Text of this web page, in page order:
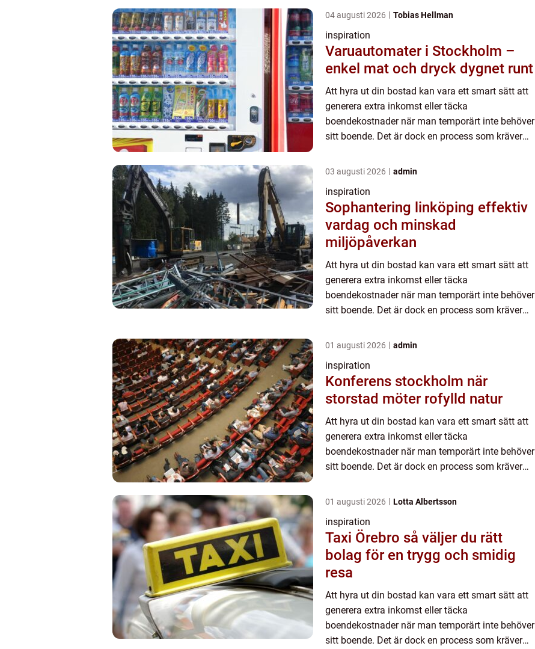
04 augusti 2026 Tobias Hellman
inspiration
Varuautomater i Stockholm –
enkel mat och dryck dygnet runt
Att hyra ut din bostad kan vara ett smart sätt att
generera extra inkomst eller täcka
boendekostnader när man temporärt inte behöver
sitt boende. Det är dock en process som kräver
03 augusti 2026 admin
inspiration
Sophantering linköping effektiv
vardag och minskad
miljöpåverkan
Att hyra ut din bostad kan vara ett smart sätt att
generera extra inkomst eller täcka
boendekostnader när man temporärt inte behöver
sitt boende. Det är dock en process som kräver
01 augusti 2026 admin
inspiration
Konferens stockholm när
storstad möter rofylld natur
Att hyra ut din bostad kan vara ett smart sätt att
generera extra inkomst eller täcka
boendekostnader när man temporärt inte behöver
sitt boende. Det är dock en process som kräver
01 augusti 2026 Lotta Albertsson
inspiration
Taxi Örebro så väljer du rätt
bolag för en trygg och smidig
resa
Att hyra ut din bostad kan vara ett smart sätt att
generera extra inkomst eller täcka
boendekostnader när man temporärt inte behöver
sitt boende. Det är dock en process som kräver